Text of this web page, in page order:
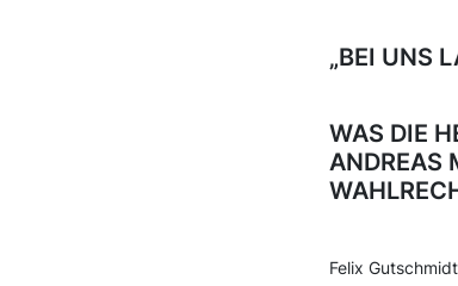
„BEI UNS
WAS DIE
ANDREAS
Felix Gutschmidt